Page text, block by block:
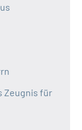
Zeugnis für